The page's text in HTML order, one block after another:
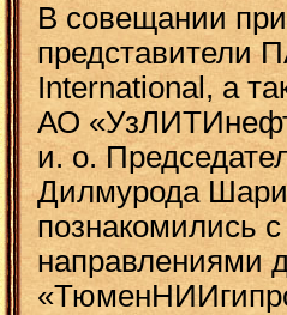
В совещании
представители
International, а
АО
и. о.
Дилмурода
познакомились
направлениями